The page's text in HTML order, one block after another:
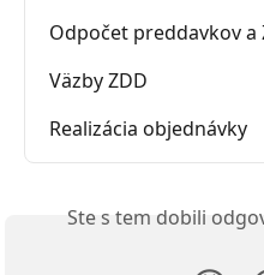
Odpočet preddavkov a
Väzby ZDD
Realizácia objednávky
Ste s tem dobili